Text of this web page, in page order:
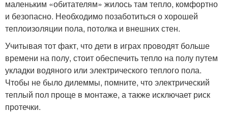
маленьким «обитателям» жилось там тепло, комфортно
и безопасно. Необходимо позаботиться о хорошей
теплоизоляции пола, потолка и внешних стен.
Учитывая тот факт, что дети в играх проводят больше
времени на полу, стоит обеспечить тепло на полу путем
укладки водяного или электрического теплого пола.
Чтобы не было дилеммы, помните, что электрический
теплый пол проще в монтаже, а также исключает риск
протечки.